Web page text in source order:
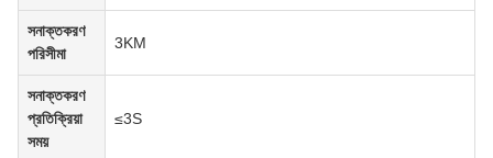
সনাক্তকরণ
পরিসীমা
3KM
সনাক্তকরণ
প্রতিক্রিয়া
সময়
≤3S